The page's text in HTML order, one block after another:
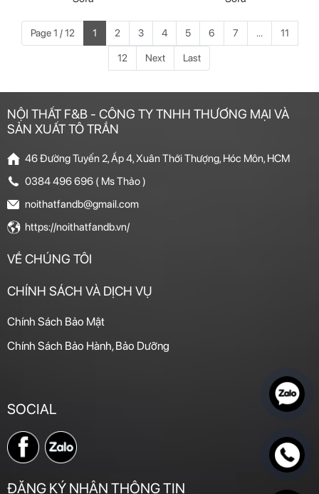
Page 1 / 12 1 2 3 4 5 6 7 ... 11
12 Next Last
NỘI THẤT F&B - CÔNG TY TNHH THƯƠNG MẠI VÀ
SẢN XUẤT TÔ TRẦN
46 Đường Tuyến 2, Ấp 4, Xuân Thới Thượng, Hóc Môn, HCM
0384 496 696 ( Ms Thảo )
noithatfandb@gmail.com
https://noithatfandb.vn/
VỀ CHÚNG TÔI
CHÍNH SÁCH VÀ DỊCH VỤ
Chính Sách Bảo Mật
Chính Sách Bảo Hành, Bảo Dưỡng
SOCIAL
ĐĂNG KÝ NHẬN THÔNG TIN